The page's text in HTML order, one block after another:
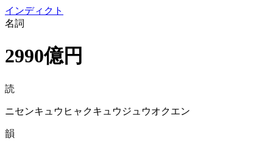
インディクト
名詞
2990億円
読
ニセンキュウヒャクキュウジュウオクエン
韻